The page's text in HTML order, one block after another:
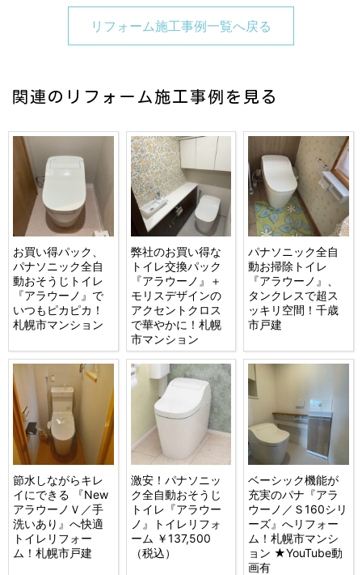
リフォーム施工事例一覧へ戻る
関連のリフォーム施工事例を見る
お買い得パック、
パナソニック全自
動おそうじトイレ
『アラウーノ』で
いつもピカピカ！
札幌市マンション
弊社のお買い得な
トイレ交換パック
『アラウーノ』＋
モリスデザインの
アクセントクロス
で華やかに！札幌
市マンション
パナソニック全自
動お掃除トイレ
『アラウーノ』、
タンクレスで超ス
ッキリ空間！千歳
市戸建
節水しながらキレ
イにできる 『New
アラウーノＶ／手
洗いあり』へ快適
トイレリフォー
ム！札幌市戸建
激安！パナソニッ
ク全自動おそうじ
トイレ『アラウー
ノ』トイレリフォ
ーム ￥137,500
（税込）
ベーシック機能が
充実のパナ『アラ
ウーノ／Ｓ160シリ
ーズ』へリフォー
ム！札幌市マンシ
ョン ★YouTube動
画有